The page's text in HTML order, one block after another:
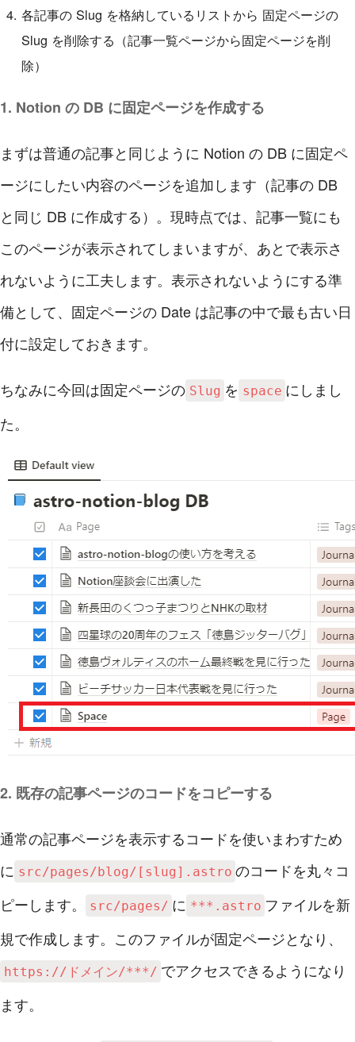
各記事の Slug を格納しているリストから 固定ページの
Slug を削除する（記事一覧ページから固定ページを削
除）
1. Notion の DB に固定ページを作成する
まずは普通の記事と同じように Notion の DB に固定ペ
ージにしたい内容のページを追加します（記事の DB
と同じ DB に作成する）。現時点では、記事一覧にも
このページが表示されてしまいますが、あとで表示さ
れないように工夫します。表示されないようにする準
備として、固定ページの Date は記事の中で最も古い日
付に設定しておきます。
ちなみに今回は固定ページの Slug を space にしまし
た。
2. 既存の記事ページのコードをコピーする
通常の記事ページを表示するコードを使いまわすため
に src/pages/blog/[slug].astro のコードを丸々コ
ピーします。
src/pages/ に ***.astro ファイルを新
規で作成します。このファイルが固定ページとなり、
https://ドメイン/***/ でアクセスできるようになり
ます。